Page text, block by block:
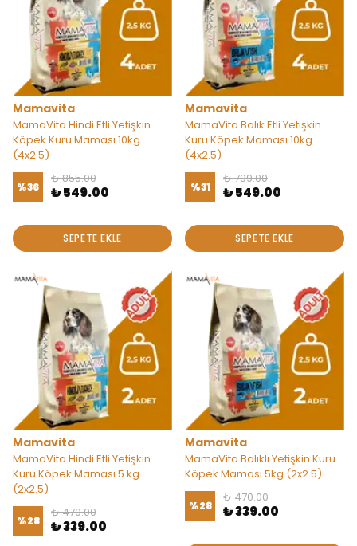
Mamavita
MamaVita Hindi Etli Yetişkin
Köpek Kuru Maması 10kg
(4x2.5)
%36
₺ 855.00
₺ 549.00
SEPETE EKLE
Mamavita
MamaVita Balık Etli Yetişkin
Kuru Köpek Maması 10kg
(4x2.5)
%31
₺ 799.00
₺ 549.00
SEPETE EKLE
Mamavita
MamaVita Hindi Etli Yetişkin
Kuru Köpek Maması 5 kg
(2x2.5)
%28
₺ 470.00
₺ 339.00
Mamavita
MamaVita Balıklı Yetişkin Kuru
Köpek Maması 5kg (2x2.5)
%28
₺ 470.00
₺ 339.00